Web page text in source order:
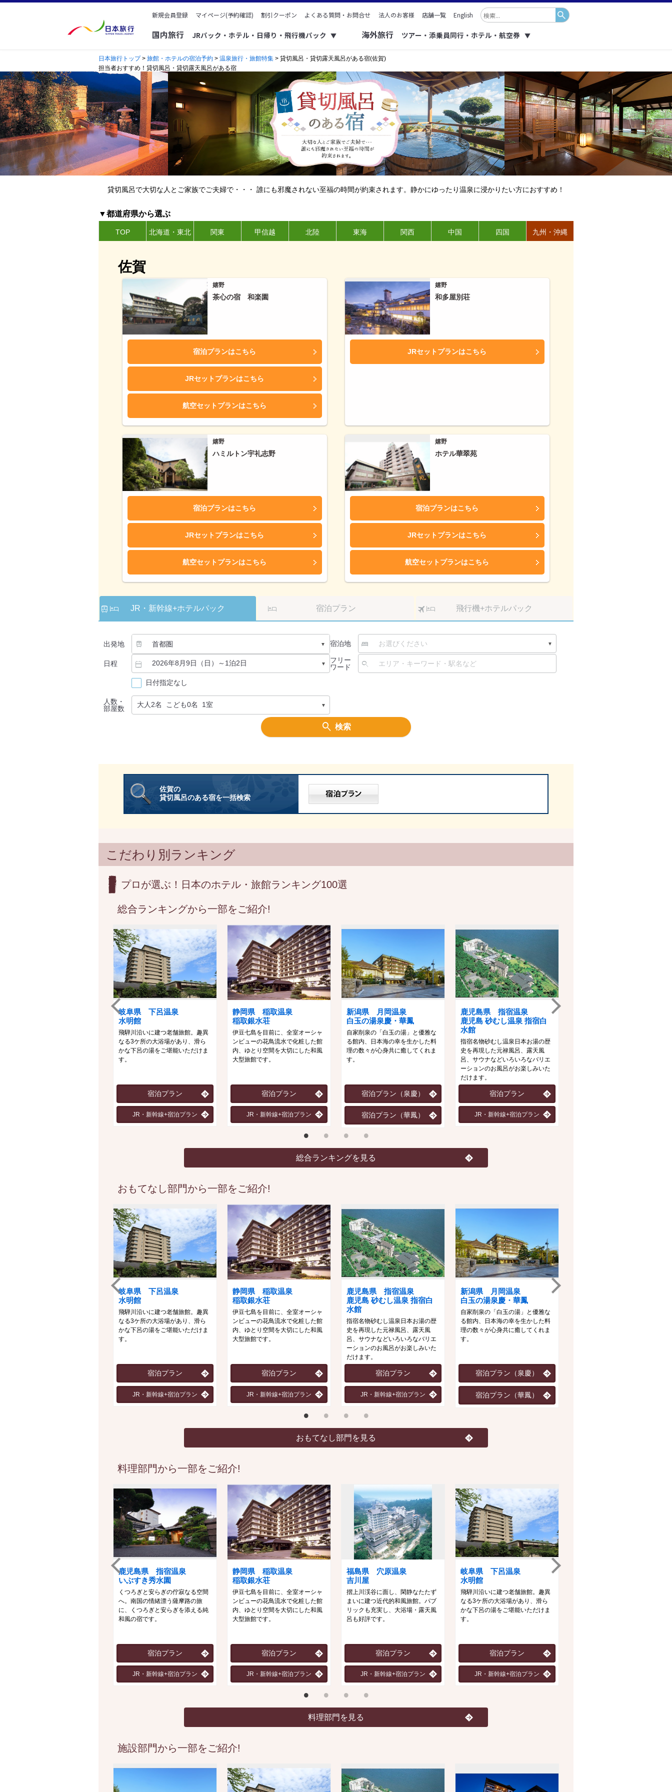
新規会員登録 マイページ(予約確認) 割引クーポン よくある質問・お問合せ 法人のお客様 店舗一覧 English
国内旅行 JRパック・ホテル・日帰り・飛行機パック ▼ 海外旅行 ツアー・添乗員同行・ホテル・航空券 ▼
日本旅行トップ> 旅館・ホテルの宿泊予約 > 温泉旅行・旅館特集 > 貸切風呂・貸切露天風呂がある宿(佐賀)
担当者おすすめ！貸切風呂・貸切露天風呂がある宿
貸切風呂で大切な人とご家族でご夫婦で・・・ 誰にも邪魔されない至福の時間が約束されます。静かにゆったり温泉に浸かりたい方におすすめ！
▼都道府県から選ぶ
TOP 北海道・東北 関東 甲信越 北陸 東海 関西 中国 四国 九州・沖縄
佐賀
嬉野
茶心の宿 和楽園
宿泊プランはこちら
JRセットプランはこちら
航空セットプランはこちら
嬉野
和多屋別荘
JRセットプランはこちら
嬉野
ハミルトン宇礼志野
宿泊プランはこちら
JRセットプランはこちら
航空セットプランはこちら
嬉野
ホテル華翠苑
宿泊プランはこちら
JRセットプランはこちら
航空セットプランはこちら
JR・新幹線+ホテルパック 宿泊プラン 飛行機+ホテルパック
出発地 宿泊地
フリー
ワード
日程
日付指定なし
人数・
部屋数
検索
佐賀の
貸切風呂のある宿を一括検索
こだわり別ランキング
プロが選ぶ！日本のホテル・旅館ランキング100選
総合ランキングから一部をご紹介!
岐阜県 下呂温泉
水明館
飛騨川沿いに建つ老舗旅館。趣異
なる3ケ所の大浴場があり、滑ら
かな下呂の湯をご堪能いただけま
す。
宿泊プラン
JR・新幹線+宿泊プラン
静岡県 稲取温泉
稲取銀水荘
伊豆七島を目前に、全室オーシャ
ンビューの花鳥流水で化粧した館
内、ゆとり空間を大切にした和風
大型旅館です。
宿泊プラン
JR・新幹線+宿泊プラン
新潟県 月岡温泉
白玉の湯泉慶・華鳳
自家削泉の「白玉の湯」と優雅な
る館内、日本海の幸を生かした料
理の数々が心身共に癒してくれま
す。
宿泊プラン（泉慶）
宿泊プラン（華鳳）
鹿児島県 指宿温泉
鹿児島 砂むし温泉 指宿白
水館
指宿名物砂むし温泉日本お湯の歴
史を再現した元禄風呂、露天風
呂、サウナなどいろいろなバリエ
ーションのお風呂がお楽しみいた
だけます。
宿泊プラン
JR・新幹線+宿泊プラン
総合ランキングを見る
おもてなし部門から一部をご紹介!
岐阜県 下呂温泉
水明館
飛騨川沿いに建つ老舗旅館。趣異
なる3ケ所の大浴場があり、滑ら
かな下呂の湯をご堪能いただけま
す。
宿泊プラン
JR・新幹線+宿泊プラン
静岡県 稲取温泉
稲取銀水荘
伊豆七島を目前に、全室オーシャ
ンビューの花鳥流水で化粧した館
内、ゆとり空間を大切にした和風
大型旅館です。
宿泊プラン
JR・新幹線+宿泊プラン
鹿児島県 指宿温泉
鹿児島 砂むし温泉 指宿白
水館
指宿名物砂むし温泉日本お湯の歴
史を再現した元禄風呂、露天風
呂、サウナなどいろいろなバリエ
ーションのお風呂がお楽しみいた
だけます。
宿泊プラン
JR・新幹線+宿泊プラン
新潟県 月岡温泉
白玉の湯泉慶・華鳳
自家削泉の「白玉の湯」と優雅な
る館内、日本海の幸を生かした料
理の数々が心身共に癒してくれま
す。
宿泊プラン（泉慶）
宿泊プラン（華鳳）
おもてなし部門を見る
料理部門から一部をご紹介!
鹿児島県 指宿温泉
いぶすき秀水園
くつろぎと安らぎの佇寂なる空間
へ。南国の情緒漂う薩摩路の旅
に、くつろぎと安らぎを添える純
和風の宿です。
宿泊プラン
JR・新幹線+宿泊プラン
静岡県 稲取温泉
稲取銀水荘
伊豆七島を目前に、全室オーシャ
ンビューの花鳥流水で化粧した館
内、ゆとり空間を大切にした和風
大型旅館です。
宿泊プラン
JR・新幹線+宿泊プラン
福島県 穴原温泉
吉川屋
摺上川渓谷に面し、閑静なたたず
まいに建つ近代的和風旅館。パブ
リックも充実し、大浴場・露天風
呂も好評です。
宿泊プラン
JR・新幹線+宿泊プラン
岐阜県 下呂温泉
水明館
飛騨川沿いに建つ老舗旅館。趣異
なる3ケ所の大浴場があり、滑ら
かな下呂の湯をご堪能いただけま
す。
宿泊プラン
JR・新幹線+宿泊プラン
料理部門を見る
施設部門から一部をご紹介!